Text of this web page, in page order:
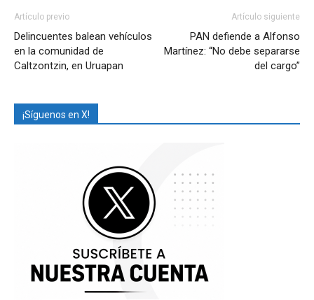
Artículo previo
Delincuentes balean vehículos
en la comunidad de
Caltzontzin, en Uruapan
Artículo siguiente
PAN defiende a Alfonso
Martínez: “No debe separarse
del cargo”
¡Síguenos en X!